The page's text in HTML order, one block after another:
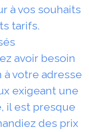
à vos souhaits
tarifs.
avoir besoin
votre adresse
exigeant une
il est presque
des prix